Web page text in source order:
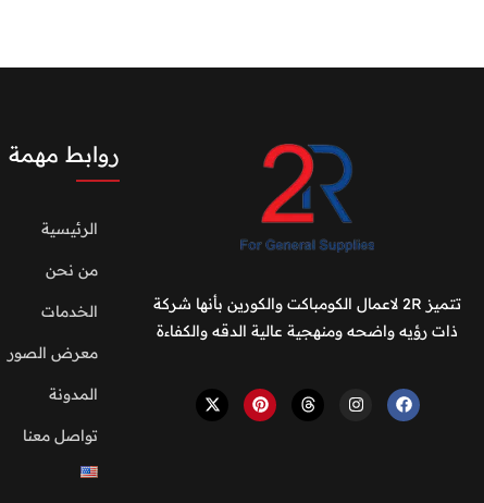
تتميز 2R لاعمال الكومباكت والكورين بأنها شركة
ذات رؤيه واضحه ومنهجية عالية الدقه والكفاءة
روابط مهمة
الرئيسية
من نحن
الخدمات
معرض الصور
المدونة
تواصل معنا